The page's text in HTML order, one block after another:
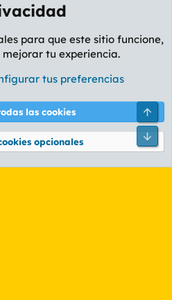
AMARILLO
Política de privacidad Ayuda
2010-2026 XenForo Ltd.
para que este sitio funcione,
tu experiencia.
tus preferencias
las cookies
opcionales
Pie